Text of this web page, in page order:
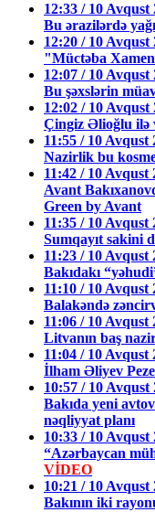
12:33 / 10 Avqust
Bu ərazilərdə
12:20 / 10 Avqust
"Müctəba
12:07 / 10 Avqust
Bu şəxslərin
12:02 / 10 Avqust
Çingiz Əlioğlu ilə
11:55 / 10 Avqust
Nazirlik bu
11:42 / 10 Avqust
Avant
Green by Avant
11:35 / 10 Avqust
Sumqayıt sakini
11:23 / 10 Avqust
Bakıdakı
11:10 / 10 Avqust
Balakəndə
11:06 / 10 Avqust
Litvanın baş
11:04 / 10 Avqust
İlham Əliyev
10:57 / 10 Avqust
Bakıda yeni
nəqliyyat planı
10:33 / 10 Avqust
“Azərbaycan
VİDEO
10:21 / 10 Avqust
Bakının iki